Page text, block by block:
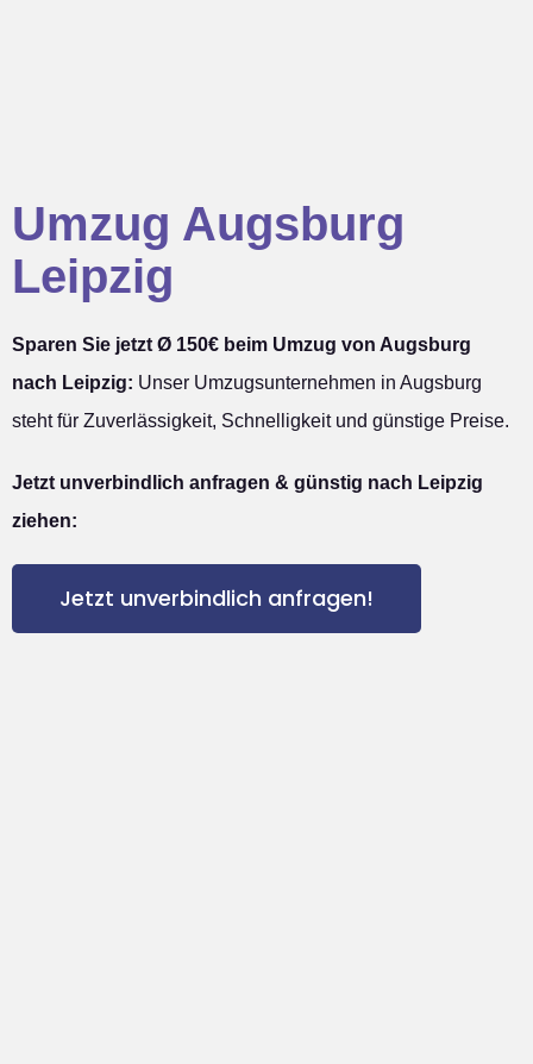
Umzug Augsburg
Leipzig
Sparen Sie jetzt Ø 150€ beim Umzug von Augsburg
nach Leipzig: Unser Umzugsunternehmen in Augsburg
steht für Zuverlässigkeit, Schnelligkeit und günstige Preise.
Jetzt unverbindlich anfragen & günstig nach Leipzig
ziehen:
Jetzt unverbindlich anfragen!